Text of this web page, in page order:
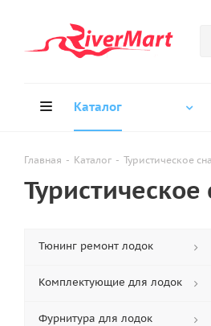
Каталог
Главная - Каталог - Туристическое
Тюнинг ремонт лодок
Комплектующие для лодок
Фурнитура для лодок